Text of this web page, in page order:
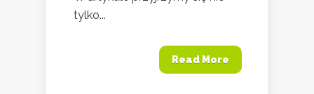
tylko...
Read More